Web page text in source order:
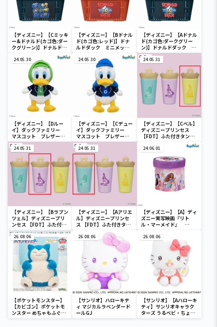
【ディズニー】【Cミッキ
ー&ドナルド(カゴ色:ダー
クグリーン)】ドナルドダ
ック ミニメッシュカゴ
【ディズニー】【Bドナル
ド(カゴ色:レッド)】ドナ
ルドダック ミニメッシ
【ディズニー】【Aドナル
ド(カゴ色:ダークグリー
ン)】ドナルドダック ミ
ニメッシュカゴ
24.05.30
【ディズニー】【Dルー
イ】ダックファミリー
マスコット ブレザーコ
スチューム
24.05.30
【ディズニー】【Cデュー
イ】ダックファミリー
マスコット ブレザーコ
スチューム
24.05.31
【ディズニー】【Cベル】
ディズニープリンセス
【FDT】ふた付きタンブ
24.05.31
【ディズニー】【Bラプン
ツェル】ディズニープリ
ンセス 【FDT】ふた付き
タンブラー
24.05.31
【ディズニー】【Aアリエ
ル】ディズニープリンセ
ス 【FDT】ふた付きタン
24.06.01
【ディズニー】【A】ディ
ズニー実写映画『リト
ル・マーメイド』
チェアー
26.08.06
【ポケットモンスター】
【カビゴン】ポケットモ
ンスター めちゃもふぐっ
と ほっこりいやされぬい
26.08.06
【サンリオ】ハローキテ
ィ マジカルラベンダード
ールGJ
26.08.06
【サンリオ】【Aハローキ
ティ】サンリオキャラク
ターズ うるベビ・ちょい
デカドール